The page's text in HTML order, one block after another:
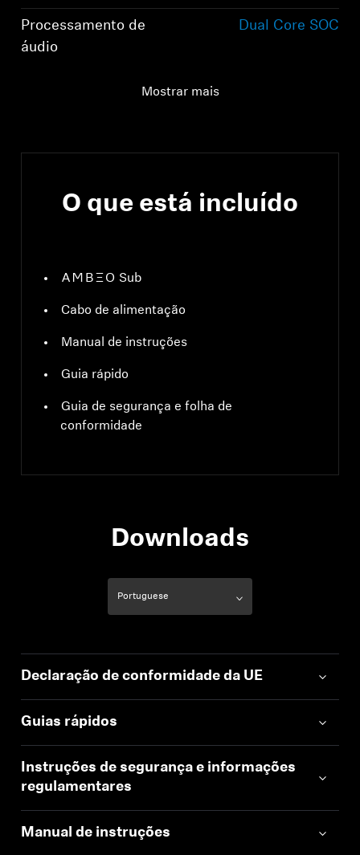
Processamento de
áudio
Dual Core SOC
Intervalo de tensão 100–240V ~50/60Hz
Mostrar mais
O que está incluído
-AMBEO- Sub
Cabo de alimentação
Manual de instruções
Guia rápido
Guia de segurança e folha de
conformidade
Downloads
Declaração de conformidade da UE
Guias rápidos
Instruções de segurança e informações
regulamentares
Manual de instruções